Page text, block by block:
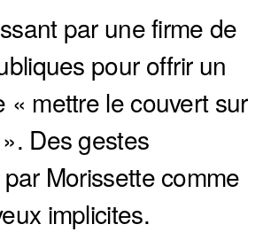
par une firme de
pour offrir un
« mettre le couvert sur
Des gestes
Morissette comme
implicites.